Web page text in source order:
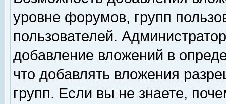
уровне форумов, групп
пользователей.
добавление вложений в
что добавлять вложения
групп. Если вы не знаете,